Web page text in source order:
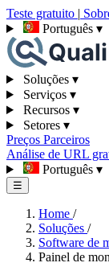
Teste gratuito |
Português ▾
Soluções ▾
Serviços ▾
Recursos ▾
Setores ▾
Preços Parceiros
Análise de URL
Português ▾
☰
Home /
Soluções /
Software de
Painel de